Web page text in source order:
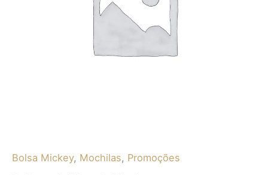
Bolsa Mickey, Mochilas, Promoções